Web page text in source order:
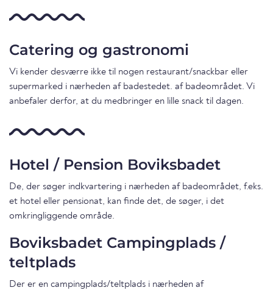
Catering og gastronomi
Vi kender desværre ikke til nogen restaurant/snackbar eller
supermarked i nærheden af badestedet. af badeområdet. Vi
anbefaler derfor, at du medbringer en lille snack til dagen.
Hotel / Pension Boviksbadet
De, der søger indkvartering i nærheden af badeområdet, f.eks.
et hotel eller pensionat, kan finde det, de søger, i det
omkringliggende område.
Boviksbadet Campingplads /
teltplads
Der er en campingplads/teltplads i nærheden af